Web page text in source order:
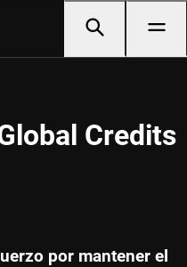
Credits
por mantener el